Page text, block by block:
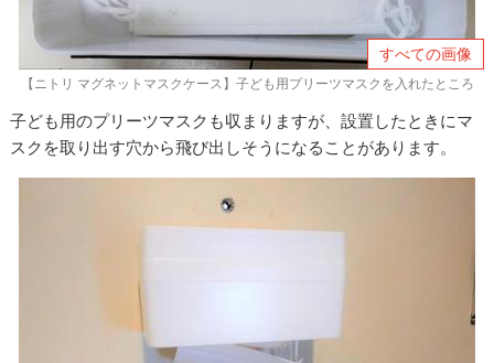
すべての画像
【ニトリ マグネットマスクケース】子ども用プリーツマスクを入れたところ
子ども用のプリーツマスクも収まりますが、設置したときにマ
スクを取り出す穴から飛び出しそうになることがあります。